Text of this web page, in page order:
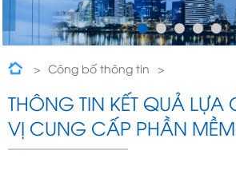
Công bố thông tin
Thông tin kết quả lựa chọn đơn vị cung
THÔNG TIN KẾT QUẢ
VỊ CUNG CẤP PHẦN